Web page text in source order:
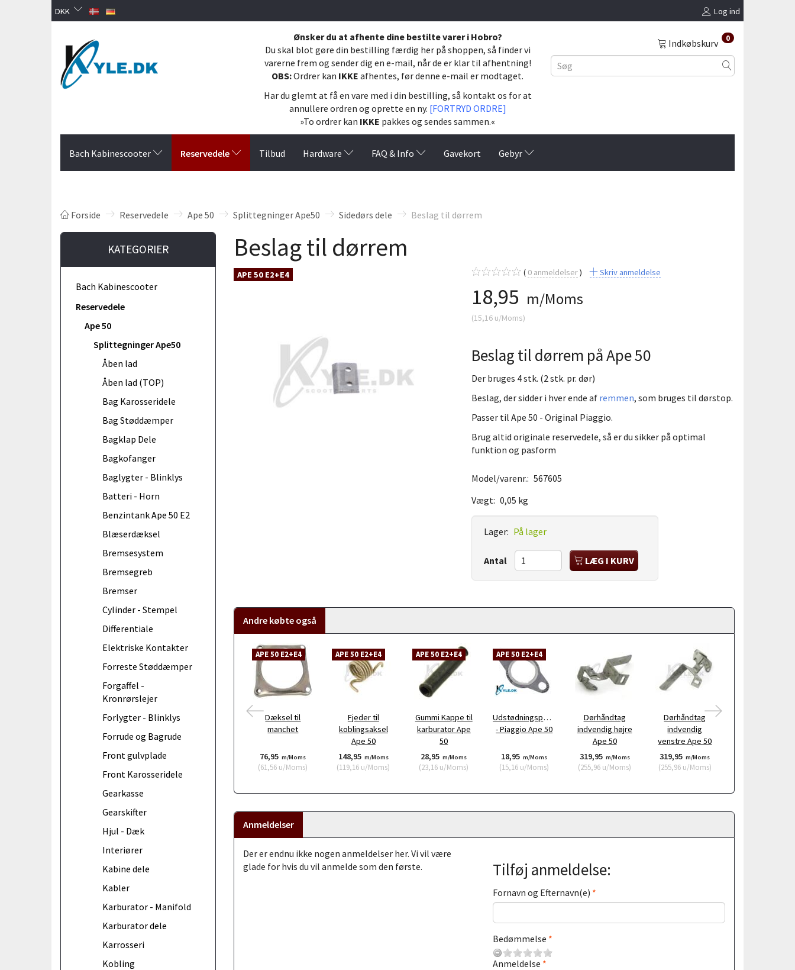
DKK Log ind
Ønsker du at afhente dine bestilte varer i Hobro?
Du skal blot gøre din bestilling færdig her på shoppen, så finder vi
varerne frem og sender dig en e-mail, når de er klar til afhentning!
OBS:Ordrer kan IKKE afhentes, før denne e-mail er modtaget.
Har du glemt at få en vare med i din bestilling, så kontakt os for at
annullere ordren og oprette en ny. [FORTRYD ORDRE]
»To ordrer kan IKKE pakkes og sendes sammen.«
Indkøbskurv 0
Bach Kabinescooter Reservedele Tilbud Hardware FAQ & Info Gavekort Gebyr
Forside Reservedele Ape 50 Splittegninger Ape50 Sidedørs dele Beslag til dørrem
KATEGORIER
Bach Kabinescooter
Reservedele
Ape 50
Splittegninger Ape50
Åben lad
Åben lad (TOP)
Bag Karosseridele
Bag Støddæmper
Bagklap Dele
Bagkofanger
Baglygter - Blinklys
Batteri - Horn
Benzintank Ape 50 E2
Blæserdæksel
Bremsesystem
Bremsegreb
Bremser
Cylinder - Stempel
Differentiale
Elektriske Kontakter
Forreste Støddæmper
Forgaffel -
Kronrørslejer
Forlygter - Blinklys
Forrude og Bagrude
Front gulvplade
Front Karosseridele
Gearkasse
Gearskifter
Hjul - Dæk
Interiører
Kabine dele
Kabler
Karburator - Manifold
Karburator dele
Karrosseri
Kobling
Beslag til dørrem
APE 50 E2+E4 0anmeldelser Skriv anmeldelse
18,95 m/Moms
(15,16u/Moms)
Beslag til dørrem på Ape 50
Der bruges 4 stk. (2 stk. pr. dør)
Beslag, der sidder i hver ende af remmen, som bruges til dørstop.
Passer til Ape 50 - Original Piaggio.
Brug altid originale reservedele, så er du sikker på optimal
funktion og pasform
Model/varenr.: 567605
Vægt: 0,05 kg
Lager: På lager
Antal LÆG I KURV
Andre købte også
APE 50 E2+E4
Dæksel til
manchet
76,95 m/Moms
(61,56 u/Moms)
APE 50 E2+E4
Fjeder til
koblingsaksel
Ape 50
148,95 m/Moms
(119,16 u/Moms)
APE 50 E2+E4
Gummi Kappe til
karburator Ape
50
28,95 m/Moms
(23,16 u/Moms)
APE 50 E2+E4
Udstødningspakning
- Piaggio Ape 50
18,95 m/Moms
(15,16 u/Moms)
Dørhåndtag
indvendig højre
Ape 50
319,95 m/Moms
(255,96 u/Moms)
Dørhåndtag
indvendig
venstre Ape 50
319,95 m/Moms
(255,96u/Moms)
Anmeldelser
Der er endnu ikke nogen anmeldelser her. Vi vil være
glade for hvis du vil anmelde som den første.
Tilføj anmeldelse:
Fornavn og Efternavn(e)
Bedømmelse
Anmeldelse